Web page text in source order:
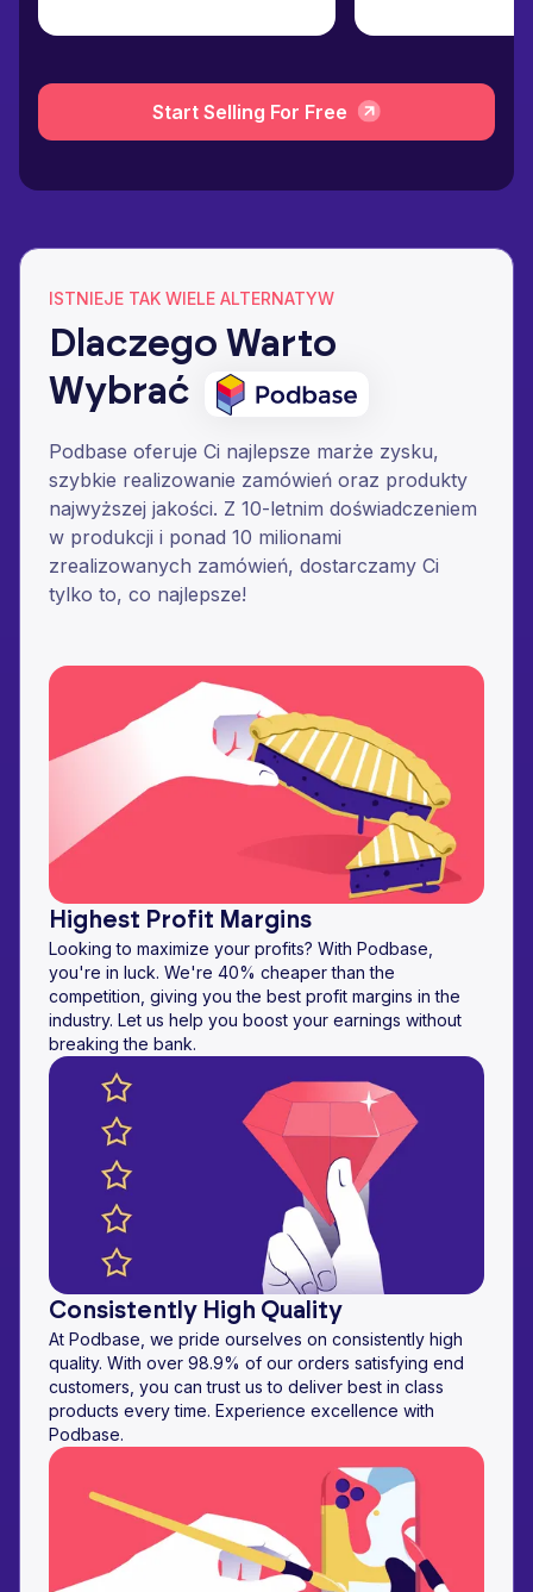
Start Selling For Free
ISTNIEJE TAK WIELE ALTERNATYW
Dlaczego Warto
Wybrać
Podbase oferuje Ci najlepsze marże zysku,
szybkie realizowanie zamówień oraz produkty
najwyższej jakości. Z 10-letnim doświadczeniem
w produkcji i ponad 10 milionami
zrealizowanych zamówień, dostarczamy Ci
tylko to, co najlepsze!
Highest Profit Margins
Looking to maximize your profits? With Podbase,
you're in luck. We're 40% cheaper than the
competition, giving you the best profit margins in the
industry. Let us help you boost your earnings without
breaking the bank.
Consistently High Quality
At Podbase, we pride ourselves on consistently high
quality. With over 98.9% of our orders satisfying end
customers, you can trust us to deliver best in class
products every time. Experience excellence with
Podbase.